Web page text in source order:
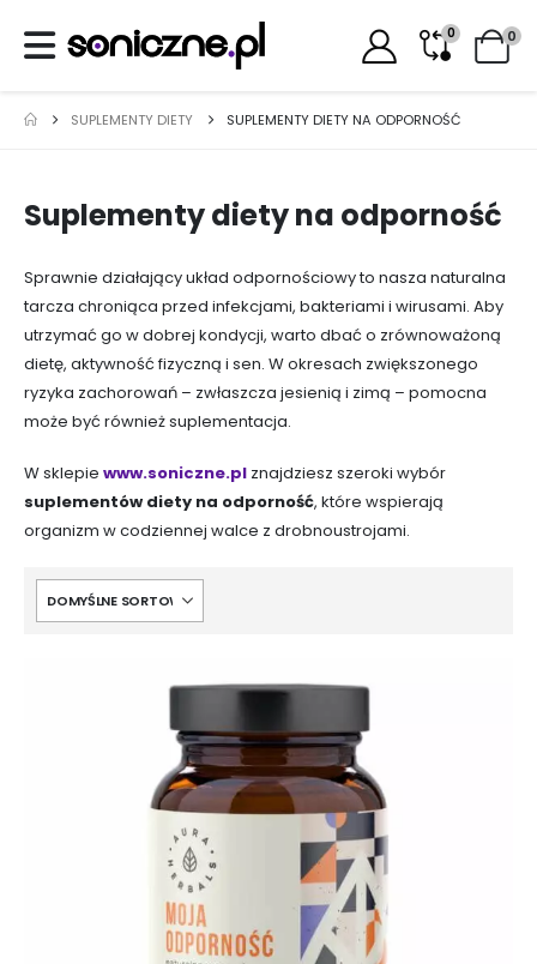
0 0
SUPLEMENTY DIETY SUPLEMENTY DIETY NA ODPORNOŚĆ
Suplementy diety na odporność
Sprawnie działający układ odpornościowy to nasza naturalna
tarcza chroniąca przed infekcjami, bakteriami i wirusami. Aby
utrzymać go w dobrej kondycji, warto dbać o zrównoważoną
dietę, aktywność fizyczną i sen. W okresach zwiększonego
ryzyka zachorowań – zwłaszcza jesienią i zimą – pomocna
może być również suplementacja.
W sklepie www.soniczne.pl znajdziesz szeroki wybór
suplementów diety na odporność, które wspierają
organizm w codziennej walce z drobnoustrojami.